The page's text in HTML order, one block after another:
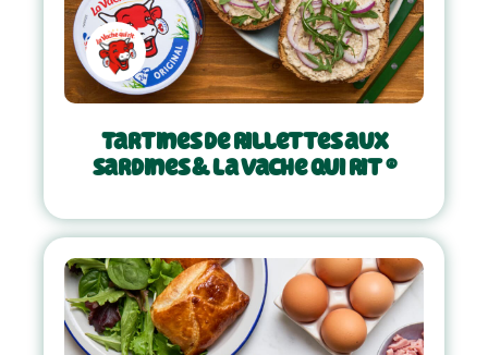
Tartines de rillettes aux
sardines & La Vache qui rit ®